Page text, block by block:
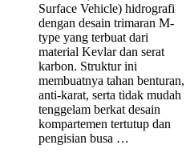
Surface Vehicle) hidrografi
dengan desain trimaran M-
type yang terbuat dari
material Kevlar dan serat
karbon. Struktur ini
membuatnya tahan benturan,
anti-karat, serta tidak mudah
tenggelam berkat desain
kompartemen tertutup dan
pengisian busa …